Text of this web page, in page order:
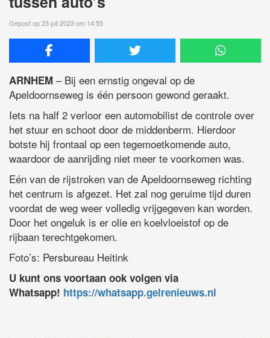
Gepost op 23 juli 2023 om 14:55
ARNHEM – Bij een ernstig ongeval op de
Apeldoornseweg is één persoon gewond geraakt.
Iets na half 2 verloor een automobilist de controle over
het stuur en schoot door de middenberm. Hierdoor
botste hij frontaal op een tegemoetkomende auto,
waardoor de aanrijding niet meer te voorkomen was.
Eén van de rijstroken van de Apeldoornseweg richting
het centrum is afgezet. Het zal nog geruime tijd duren
voordat de weg weer volledig vrijgegeven kan worden.
Door het ongeluk is er olie en koelvloeistof op de
rijbaan terechtgekomen.
Foto’s: Persbureau Heitink
U kunt ons voortaan ook volgen via
Whatsapp! https://whatsapp.gelrenieuws.nl